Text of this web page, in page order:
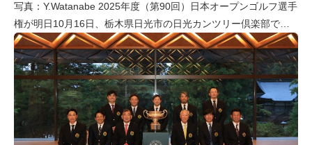
写真：Y.Watanabe 2025年度（第90回）日本オープンゴルフ選手
権が明日10月16日、栃木県日光市の日光カンツリー倶楽部で開
幕する。オーガスタナショナルとR&Aから本年大会から優勝者…